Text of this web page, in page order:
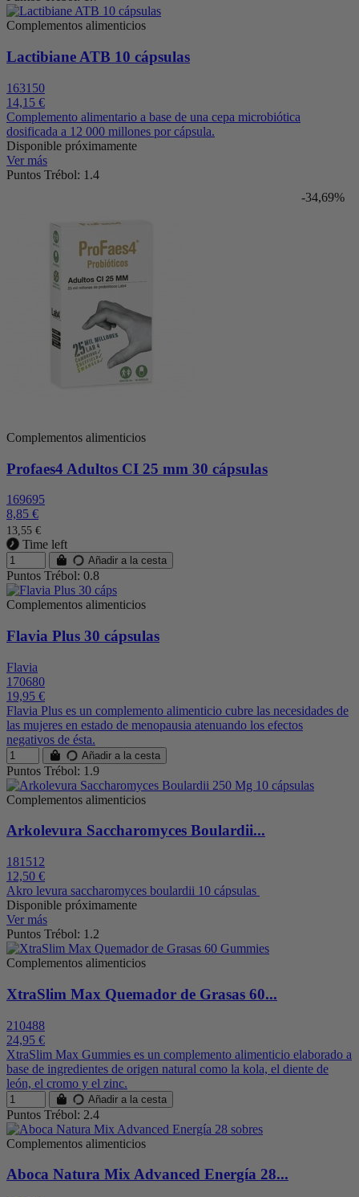
Complementos alimenticios
Lactibiane ATB 10 cápsulas
163150
14,15 €
Complemento alimentario a base de una cepa microbiótica
dosificada a 12 000 millones por cápsula.
Disponible próximamente
Ver más
Puntos Trébol: 1.4
-34,69%
Complementos alimenticios
Profaes4 Adultos CI 25 mm 30 cápsulas
169695
8,85 €
13,55 €
Time left
Añadir a la cesta
Puntos Trébol: 0.8
Complementos alimenticios
Flavia Plus 30 cápsulas
Flavia
170680
19,95 €
Flavia Plus es un complemento alimenticio cubre las necesidades de
las mujeres en estado de menopausia atenuando los efectos
negativos de ésta.
Añadir a la cesta
Puntos Trébol: 1.9
Complementos alimenticios
Arkolevura Saccharomyces Boulardii...
181512
12,50 €
Akro levura saccharomyces boulardii 10 cápsulas
Disponible próximamente
Ver más
Puntos Trébol: 1.2
Complementos alimenticios
XtraSlim Max Quemador de Grasas 60...
210488
24,95 €
XtraSlim Max Gummies es un complemento alimenticio elaborado a
base de ingredientes de origen natural como la kola, el diente de
león, el cromo y el zinc.
Añadir a la cesta
Puntos Trébol: 2.4
Complementos alimenticios
Aboca Natura Mix Advanced Energía 28...